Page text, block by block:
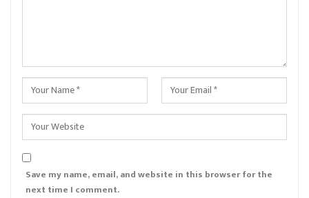
Save my name, email, and website in this browser for the
next time I comment.